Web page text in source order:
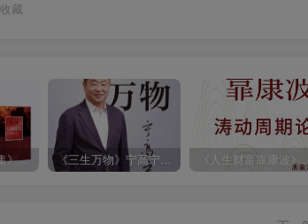
收藏
《周梅森作品全集》[共30册] 《三生万物》宁高宁（epub+mobi+azw3+pdf） 《人生财富靠康波